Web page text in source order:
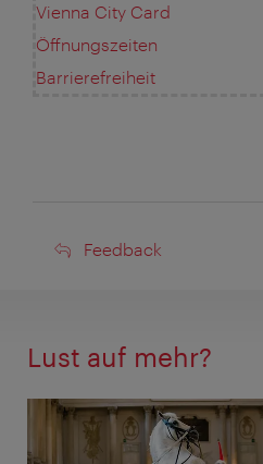
Vienna City Card
Öffnungszeiten
Barrierefreiheit
Feedback
Feedback
Lust auf mehr?